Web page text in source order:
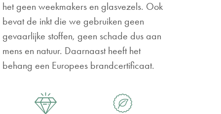
het geen weekmakers en glasvezels. Ook
bevat de inkt die we gebruiken geen
gevaarlijke stoffen, geen schade dus aan
mens en natuur. Daarnaast heeft het
behang een Europees brandcertificaat.